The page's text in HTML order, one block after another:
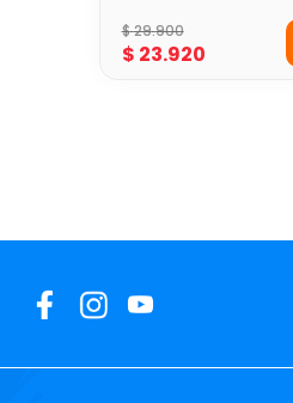
Limonada de
Fresa
$29.900
$ 23.920